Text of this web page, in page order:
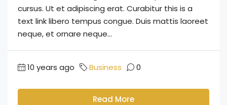
cursus. Ut et adipiscing erat. Curabitur this is a
text link libero tempus congue. Duis mattis laoreet
neque, et ornare neque...
10 years ago Business 0
Read More